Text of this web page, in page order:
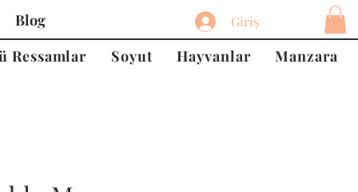
Giriş
Blog
Ressamlar Soyut Hayvanlar Manzara